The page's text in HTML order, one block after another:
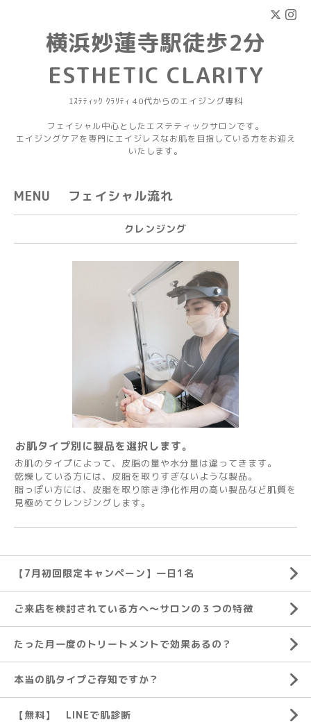
横浜妙蓮寺駅徒歩2分
ESTHETIC CLARITY
ｴｽﾃﾃｨｯｸ ｸﾗﾘﾃｨ 40代からのエイジング専科
フェイシャル中心としたエステティックサロンです。
エイジングケアを専門にエイジレスなお肌を目指している方をお迎え
いたします。
MENU フェイシャル流れ
クレンジング
お肌タイプ別に製品を選択します。
お肌のタイプによって、皮脂の量や水分量は違ってきます。
乾燥している方には、皮脂を取りすぎないような製品。
脂っぽい方には、皮脂を取り除き浄化作用の高い製品など肌質を
見極めてクレンジングします。
【7月初回限定キャンペーン】一日1名
ご来店を検討されている方へ～サロンの３つの特徴
たった月一度のトリートメントで効果あるの？
本当の肌タイプご存知ですか？
【無料】 LINEで肌診断